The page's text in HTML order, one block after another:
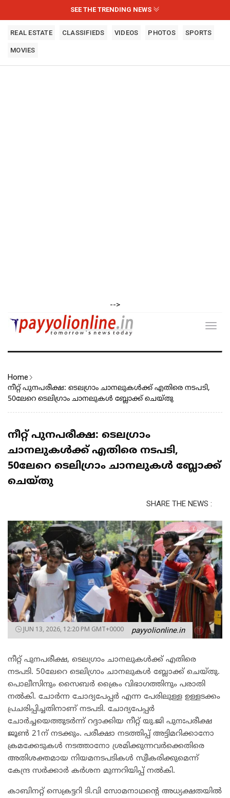
SEE THE TRENDING NEWS
REAL ESTATE CLASSIFIEDS VIDEOS PHOTOS SPORTS
MOVIES
-->
Home
നീറ്റ് പുനപരീക്ഷ: ടെലഗ്രാം ചാനലുകൾക്ക് എതിരെ നടപടി,
50ലേറെ ടെലിഗ്രാം ചാനലുകൾ ബ്ലോക്ക് ചെയ്തു
നീറ്റ് പുനപരീക്ഷ: ടെലഗ്രാം
ചാനലുകൾക്ക് എതിരെ നടപടി,
50ലേറെ ടെലിഗ്രാം ചാനലുകൾ ബ്ലോക്ക്
ചെയ്തു
SHARE THE NEWS :
JUN 13, 2026, 12:20 PM GMT+0000 payyolionline.in
നീറ്റ് പുനപരീക്ഷ, ടെലഗ്രാം ചാനലുകൾക്ക് എതിരെ
നടപടി. 50ലേറെ ടെലിഗ്രാം ചാനലുകൾ ബ്ലോക്ക് ചെയ്തു.
പൊലീസിനും സൈബർ ക്രൈം വിഭാഗത്തിനും പരാതി
നൽകി. ചോർന്ന ചോദ്യപേപ്പർ എന്ന പേരിലുള്ള ഉള്ളടക്കം
പ്രചരിപ്പിച്ചതിനാണ് നടപടി. ചോദ്യപേപ്പർ
ചോർച്ചയെത്തുടർന്ന് റദ്ദാക്കിയ നീറ്റ് യു.ജി പുനഃപരീക്ഷ
ജൂൺ 21ന് നടക്കും. പരീക്ഷാ നടത്തിപ്പ് അട്ടിമറിക്കാനോ
ക്രമക്കേടുകൾ നടത്താനോ ശ്രമിക്കുന്നവർക്കെതിരെ
അതിശക്തമായ നിയമനടപടികൾ സ്വീകരിക്കുമെന്ന്
കേന്ദ്ര സർക്കാർ കർശന മുന്നറിയിപ്പ് നൽകി.
കാബിനറ്റ് സെക്രട്ടറി ടി.വി സോമനാഥന്റെ അധ്യക്ഷതയിൽ